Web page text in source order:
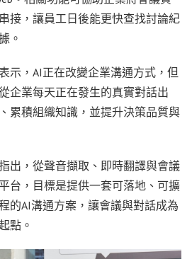
接，讓員工日後能更快查找討論紀
。
示，AI正在改變企業溝通方式，但
企業每天正在發生的真實對話出
累積組織知識，並提升決策品質與
出，從聲音擷取、即時翻譯與會議
台，目標是提供一套可落地、可擴
的AI溝通方案，讓會議與對話成為
點。